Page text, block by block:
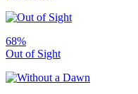
68%
Out of Sight